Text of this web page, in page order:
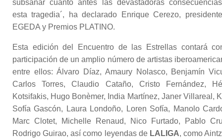
subsanar cuanto antes las devastadoras
esta tragedia´, ha declarado Enrique Cerezo,
EGEDA y Premios PLATINO.
Esta edición del Encuentro de las Estrellas contará
participación de un amplio número de artistas
entre ellos: Álvaro Díaz, Amaury Nolasco, Benjamín
Carlos Torres, Claudio Cataño, Cristo Fernández,
Kotsifakis, Hugo Bonèmer, India Martínez, Janer Villareal,
Sofía Gascón, Laura Londoño, Loren Sofía, Manolo
Marc Clotet, Michelle Renaud, Nico Furtado, Pablo
Rodrigo Guirao, así como leyendas de LALIGA, como